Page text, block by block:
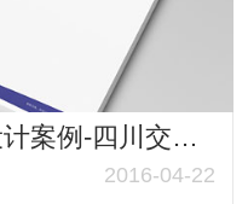
四川道路桥梁公司VI设计案例-四川交安建设集团VIS策划与设计案例
2016-04-22